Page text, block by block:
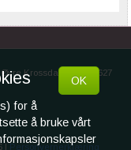
OK
for å
å bruke vårt
Øvre Krossdalen 108, 5627
| Personvernerklæring